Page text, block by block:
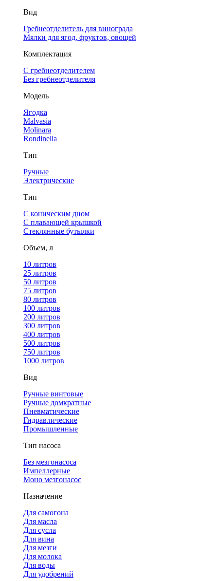
Вид
Гребнеотделитель для винограда
Мялки для ягод, фруктов, овощей
Комплектация
С гребнеотделителем
Без гребнеотделителя
Модель
Ягодка
Malvasia
Molinara
Rondinella
Тип
Ручные
Электрические
Тип
С коническим дном
С плавающей крышкой
Стеклянные бутылки
Объем, л
10 литров
25 литров
50 литров
75 литров
80 литров
100 литров
200 литров
300 литров
400 литров
500 литров
750 литров
1000 литров
Вид
Ручные винтовые
Ручные домкратные
Пневматические
Гидравлические
Промышленные
Тип насоса
Без мезгонасоса
Импеллерные
Моно мезгонасос
Назначение
Для самогона
Для масла
Для сусла
Для вина
Для мезги
Для молока
Для воды
Для удобрений